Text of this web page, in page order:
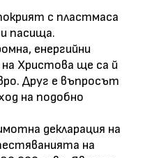
с пластмаса
пасища.
енергийни
Христова ще са й
Друг е въпросът
на подобно
декларация на
на